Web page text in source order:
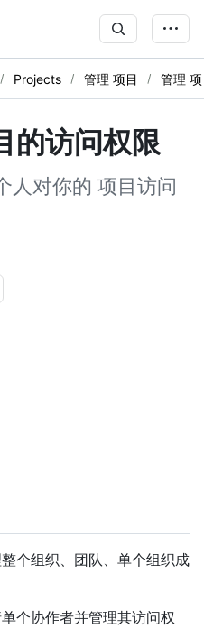
Projects 管理 项目 管理
的访问权限
人对你的 项目访问
个组织、团队、单个组织成
个协作者并管理其访问权